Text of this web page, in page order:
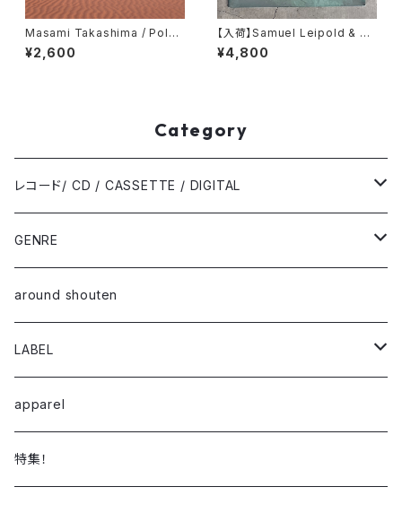
Masami Takashima / Polyp
honic ( CD )
¥2,600
【入荷】Samuel Leipold & M
artin Perret「Barene」 (LP)
¥4,800
Category
レコード/ CD / CASSETTE / DIGITAL
12inch / LP
10inch
7inch
CD
Cassette Tape
GENRE
alternative / rock / pop
electronic / club
ambient / experimental
S.S.W
around shouten
LABEL
TWIN SHIPS RECORDS
TWIN SHIPS RECORDS DIGITAL
apparel
特集！